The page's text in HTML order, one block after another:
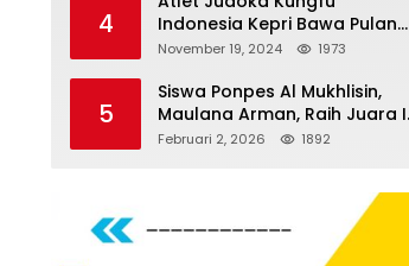
4
Indonesia Kepri Bawa Pulang
11 Medali Pra Fornas bogor, 3
November 19, 2024 1973
5
Siswa Ponpes Al Mukhlisin,
Maulana Arman, Raih Juara I
Taekwondo Junior Putra di
Februari 2, 2026 1892